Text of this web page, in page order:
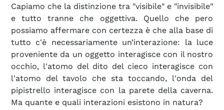
Capiamo che la distinzione tra "visibile" e "invisibile"
e tutto tranne che oggettiva. Quello che pero
possiamo affermare con certezza è che alla base di
tutto c'è necessariamente un’interazione: la luce
proveniente da un oggetto interagisce con il nostro
occhio, l'atomo del dito del cieco interagisce con
l'atomo del tavolo che sta toccando, l'onda del
pipistrello interagisce con la parete della caverna.
Ma quante e quali interazioni esistono in natura?